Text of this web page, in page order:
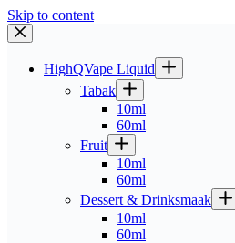
Skip to content
HighQVape Liquid
Tabak
10ml
60ml
Fruit
10ml
60ml
Dessert & Drinksmaak
10ml
60ml